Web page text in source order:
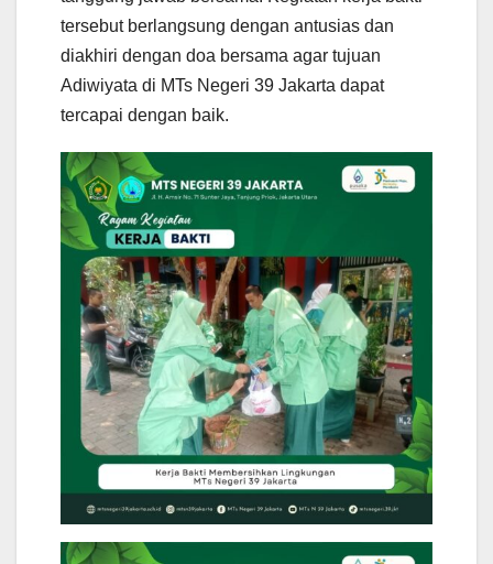
tersebut berlangsung dengan antusias dan
diakhiri dengan doa bersama agar tujuan
Adiwiyata di MTs Negeri 39 Jakarta dapat
tercapai dengan baik.